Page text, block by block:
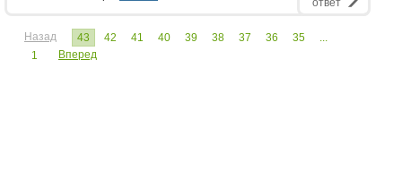
ответ
Назад 43 42 41 40 39 38 37 36 35
...
1
Вперед